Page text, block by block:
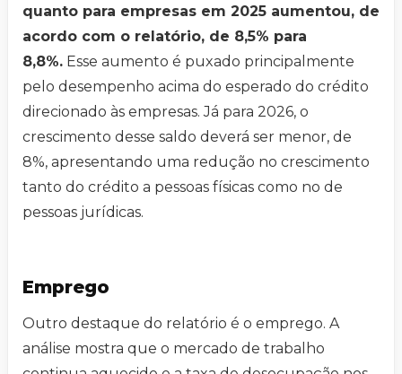
quanto para empresas em 2025 aumentou, de
acordo com o relatório, de 8,5% para
8,8%. Esse aumento é puxado principalmente
pelo desempenho acima do esperado do crédito
direcionado às empresas. Já para 2026, o
crescimento desse saldo deverá ser menor, de
8%, apresentando uma redução no crescimento
tanto do crédito a pessoas físicas como no de
pessoas jurídicas.
Emprego
Outro destaque do relatório é o emprego. A
análise mostra que o mercado de trabalho